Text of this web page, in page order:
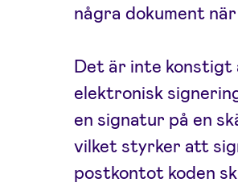
några dokument
Det är inte
elektronisk
en signatur på en
vilket styrker att
postkontot koden